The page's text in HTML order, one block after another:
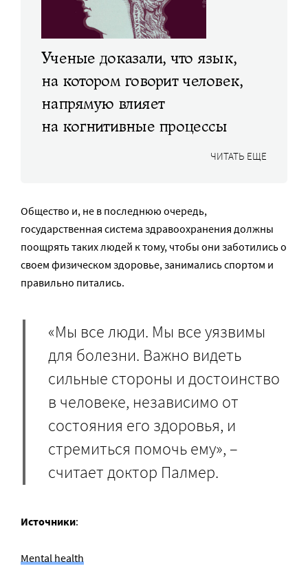
Ученые доказали, что язык,
на котором говорит человек,
напрямую влияет
на когнитивные процессы
ЧИТАТЬ ЕЩЕ
Общество и, не в последнюю очередь,
государственная система здравоохранения должны
поощрять таких людей к тому, чтобы они заботились о
своем физическом здоровье, занимались спортом и
правильно питались.
«Мы все люди. Мы все уязвимы
для болезни. Важно видеть
сильные стороны и достоинство
в человеке, независимо от
состояния его здоровья, и
стремиться помочь ему», –
считает доктор Палмер.
Источники:
Mental health